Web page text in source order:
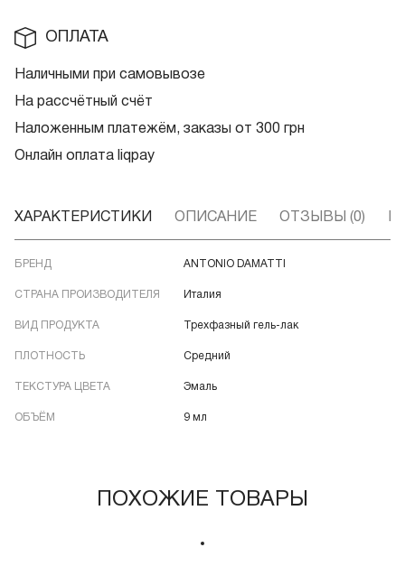
ОПЛАТА
Наличными при самовывозе
На рассчётный счёт
Наложенным платежём, заказы от 300 грн
Онлайн оплата liqpay
ХАРАКТЕРИСТИКИ ОПИСАНИЕ ОТЗЫВЫ (0)
БРЕНД ANTONIO DAMATTI
СТРАНА ПРОИЗВОДИТЕЛЯ Италия
ВИД ПРОДУКТА Трехфазный гель-лак
ПЛОТНОСТЬ Средний
ТЕКСТУРА ЦВЕТА Эмаль
ОБЪЁМ 9 мл
ПОХОЖИЕ ТОВАРЫ